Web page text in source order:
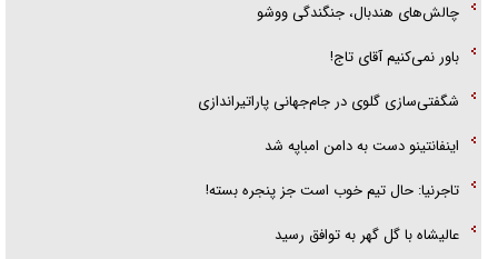
چالش‌های هندبال، جنگندگی ووشو
باور نمی‌کنیم آقای تاج!
شگفتی‌سازی گلوی در جام‌جهانی پاراتیراندازی
اینفانتینو دست به دامن امباپه شد
تاجرنیا: حال تیم خوب است جز پنجره بسته!
عالیشاه با گل گهر به توافق رسید